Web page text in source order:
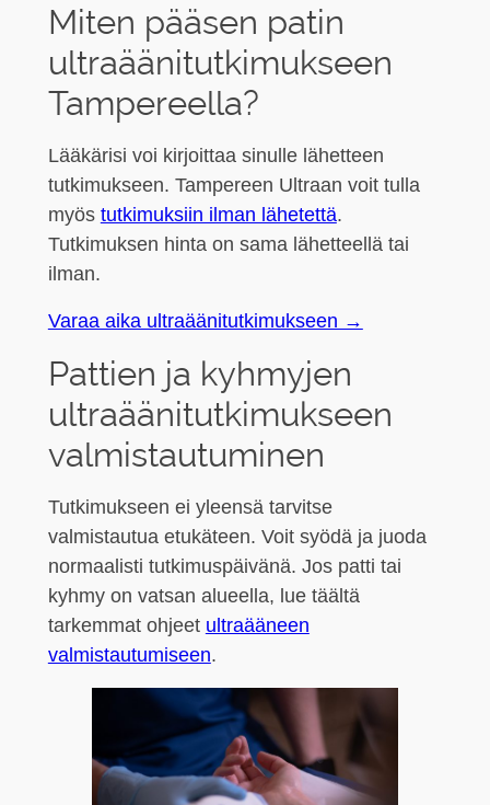
Miten pääsen patin
ultraäänitutkimukseen
Tampereella?
Lääkärisi voi kirjoittaa sinulle lähetteen
tutkimukseen. Tampereen Ultraan voit tulla
myös tutkimuksiin ilman lähetettä.
Tutkimuksen hinta on sama lähetteellä tai
ilman.
Varaa aika ultraäänitutkimukseen →
Pattien ja kyhmyjen
ultraäänitutkimukseen
valmistautuminen
Tutkimukseen ei yleensä tarvitse
valmistautua etukäteen. Voit syödä ja juoda
normaalisti tutkimuspäivänä. Jos patti tai
kyhmy on vatsan alueella, lue täältä
tarkemmat ohjeet ultraääneen
valmistautumiseen.